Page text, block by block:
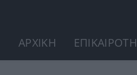
ΑΡΧΙΚΗ